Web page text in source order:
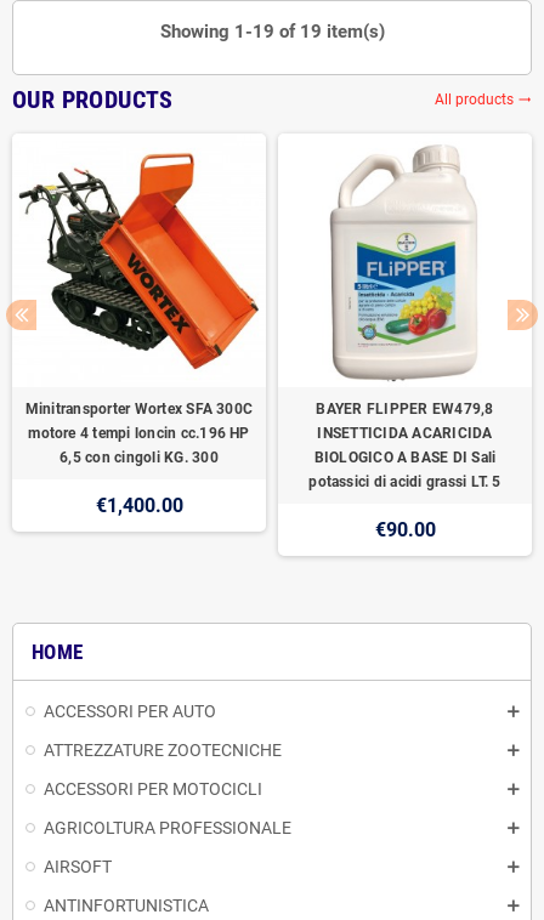
HOME
ACCESSORI PER AUTO
ATTREZZATURE ZOOTECNICHE
ACCESSORI PER MOTOCICLI
AGRICOLTURA PROFESSIONALE
AIRSOFT
ANTINFORTUNISTICA
Showing 1-19 of 19 item(s)
OUR PRODUCTS All products trending_flat
Minitransporter Wortex SFA 300C
motore 4 tempi loncin cc.196 HP
6,5 con cingoli KG. 300
€1,400.00
BAYER FLIPPER EW479,8
INSETTICIDA ACARICIDA
BIOLOGICO A BASE DI Sali
potassici di acidi grassi LT. 5
€90.00